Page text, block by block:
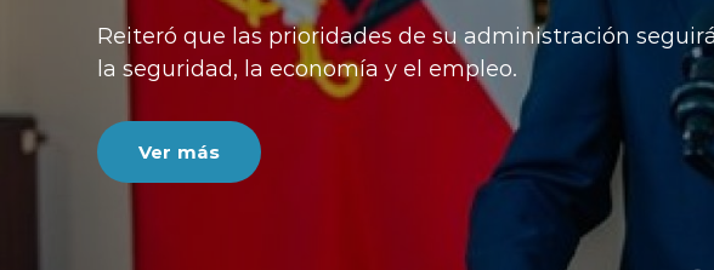
Reiteró que las prioridades de su administración
la seguridad, la economía y el empleo.
Ver más